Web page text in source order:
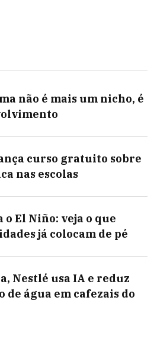
não é mais um nicho, é
curso gratuito sobre
nas escolas
El Niño: veja o que
já colocam de pé
Nestlé usa IA e reduz
de água em cafezais do